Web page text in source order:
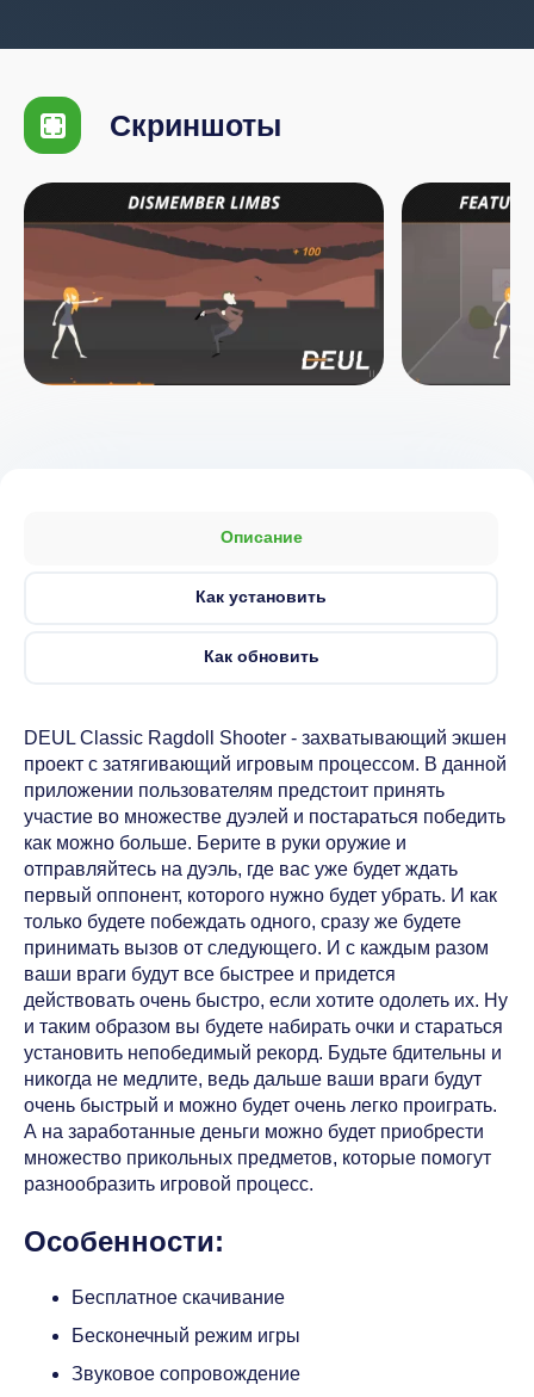
Скриншоты
Описание
Как установить
Как обновить
DEUL Classic Ragdoll Shooter - захватывающий экшен
проект с затягивающий игровым процессом. В данной
приложении пользователям предстоит принять
участие во множестве дуэлей и постараться победить
как можно больше. Берите в руки оружие и
отправляйтесь на дуэль, где вас уже будет ждать
первый оппонент, которого нужно будет убрать. И как
только будете побеждать одного, сразу же будете
принимать вызов от следующего. И с каждым разом
ваши враги будут все быстрее и придется
действовать очень быстро, если хотите одолеть их. Ну
и таким образом вы будете набирать очки и стараться
установить непобедимый рекорд. Будьте бдительны и
никогда не медлите, ведь дальше ваши враги будут
очень быстрый и можно будет очень легко проиграть.
А на заработанные деньги можно будет приобрести
множество прикольных предметов, которые помогут
разнообразить игровой процесс.
Особенности:
Бесплатное скачивание
Бесконечный режим игры
Звуковое сопровождение